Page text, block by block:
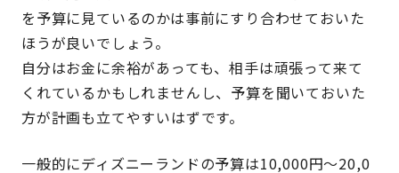
を予算に見ているのかは事前にすり合わせておいた
ほうが良いでしょう。
自分はお金に余裕があっても、相手は頑張って来て
くれているかもしれませんし、予算を聞いておいた
方が計画も立てやすいはずです。
一般的にディズニーランドの予算は10,000円～20,0